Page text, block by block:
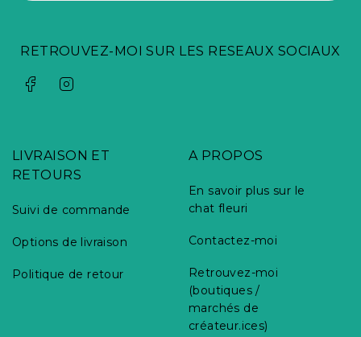
A PROPOS
En savoir plus sur le
chat fleuri
Contactez-moi
Retrouvez-moi
(boutiques /
marchés de
créateur.ices)
LIVRAISON ET
RETOURS
Suivi de commande
Options de livraison
Politique de retour
RETROUVEZ-MOI SUR LES RESEAUX SOCIAUX